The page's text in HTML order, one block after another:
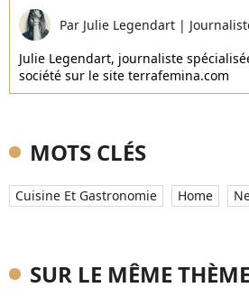
Par Julie Legendart |
Julie Legendart, journaliste
société sur le site terrafemina.com
MOTS CLÉS
Cuisine Et Gastronomie Home
SUR LE MÊME THÈME